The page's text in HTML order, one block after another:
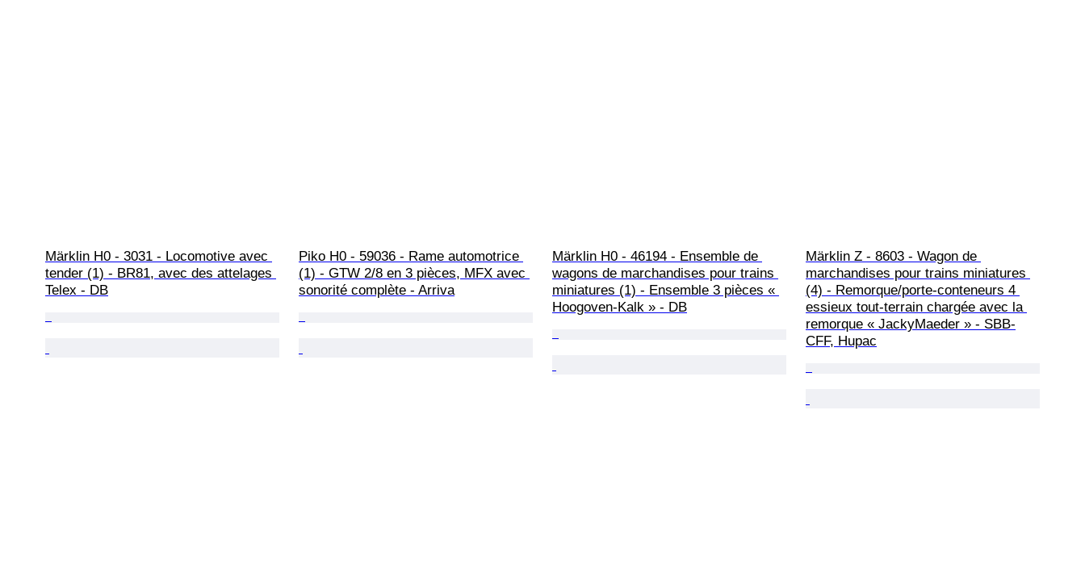
Märklin H0 - 3031 - Locomotive avec
tender (1) - BR81, avec des attelages
Telex - DB
Piko H0 - 59036 - Rame automotrice
(1) - GTW 2/8 en 3 pièces, MFX avec
sonorité complète - Arriva
Märklin H0 - 46194 - Ensemble de
wagons de marchandises pour trains
miniatures (1) - Ensemble 3 pièces «
Hoogoven-Kalk » - DB
Märklin Z - 8603 - Wagon de
marchandises pour trains miniatures
(4) - Remorque/porte-conteneurs 4
essieux tout-terrain chargée avec la
remorque « JackyMaeder » - SBB-
CFF, Hupac